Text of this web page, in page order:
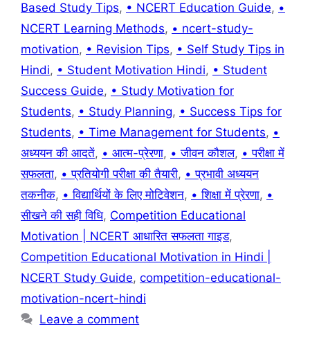
Based Study Tips, • NCERT Education Guide, •
NCERT Learning Methods, • ncert-study-
motivation, • Revision Tips, • Self Study Tips in
Hindi, • Student Motivation Hindi, • Student
Success Guide, • Study Motivation for
Students, • Study Planning, • Success Tips for
Students, • Time Management for Students, •
अध्ययन की आदतें, • आत्म-प्रेरणा, • जीवन कौशल, • परीक्षा में
सफलता, • प्रतियोगी परीक्षा की तैयारी, • प्रभावी अध्ययन
तकनीक, • विद्यार्थियों के लिए मोटिवेशन, • शिक्षा में प्रेरणा, •
सीखने की सही विधि, Competition Educational
Motivation | NCERT आधारित सफलता गाइड,
Competition Educational Motivation in Hindi |
NCERT Study Guide, competition-educational-
motivation-ncert-hindi
Leave a comment